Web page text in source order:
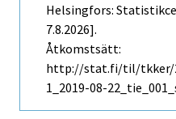
Helsingfors:
7.8.2026].
Åtkomstsätt:
http://stat.fi/til/tkker/
1_2019-08-